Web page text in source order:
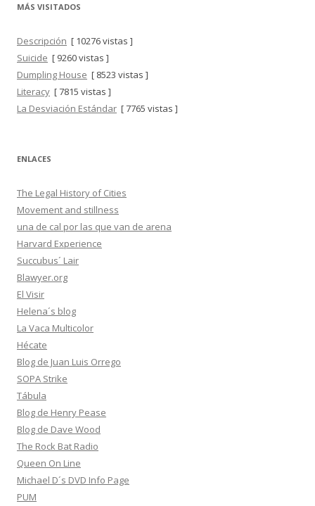
MÁS VISITADOS
Descripción [ 10276 vistas ]
Suicide [ 9260 vistas ]
Dumpling House [ 8523 vistas ]
Literacy [ 7815 vistas ]
La Desviación Estándar [ 7765 vistas ]
ENLACES
The Legal History of Cities
Movement and stillness
una de cal por las que van de arena
Harvard Experience
Succubus´ Lair
Blawyer.org
El Visir
Helena´s blog
La Vaca Multicolor
Hécate
Blog de Juan Luis Orrego
SOPA Strike
Tábula
Blog de Henry Pease
Blog de Dave Wood
The Rock Bat Radio
Queen On Line
Michael D´s DVD Info Page
PUM